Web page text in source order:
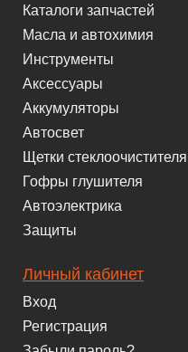
Каталоги запчастей
Масла и автохимия
Инструменты
Аксессуары
Аккумуляторы
Автосвет
Щетки стеклоочистителя
Гофры глушителя
Автоэлектрика
Защиты
Личный кабинет
Вход
Регистрация